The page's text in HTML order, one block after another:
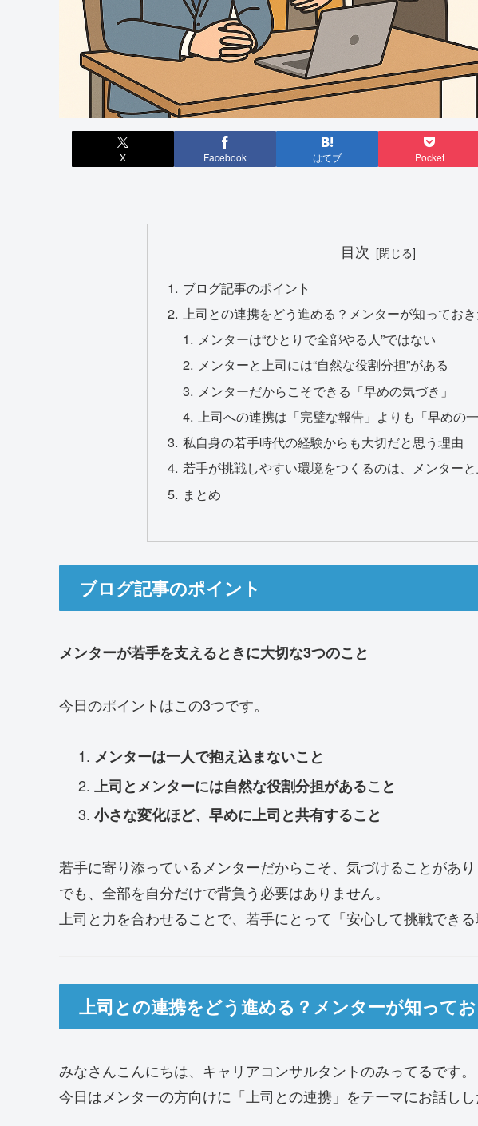
X Facebook はてブ Pocket
目次
ブログ記事のポイント
上司との連携をどう進める？メンターが知ってお
メンターは“ひとりで全部やる人”ではない
メンターと上司には“自然な役割分担”がある
メンターだからこそできる「早めの気づき」
上司への連携は「完璧な報告」よりも「早めの一
私自身の若手時代の経験からも大切だと思う理由
若手が挑戦しやすい環境をつくるのは、メンターと
まとめ
ブログ記事のポイント
メンターが若手を支えるときに大切な3つのこと
今日のポイントはこの3つです。
メンターは一人で抱え込まないこと
上司とメンターには自然な役割分担があること
小さな変化ほど、早めに上司と共有すること
若手に寄り添っているメンターだからこそ、気づけることがあり
でも、全部を自分だけで背負う必要はありません。
上司と力を合わせることで、若手にとって「安心して挑戦できる
上司との連携をどう進める？メンターが知って
みなさんこんにちは、キャリアコンサルタントのみってるです。
今日はメンターの方向けに「上司との連携」をテーマにお話しし